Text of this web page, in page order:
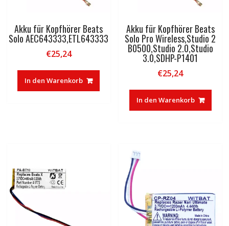
Akku für Kopfhörer Beats
Solo AEC643333,ETL643333
€25,24
In den Warenkorb
Akku für Kopfhörer Beats
Solo Pro Wireless,Studio 2
B0500,Studio 2.0,Studio
3.0,SDHP-P1401
€25,24
In den Warenkorb